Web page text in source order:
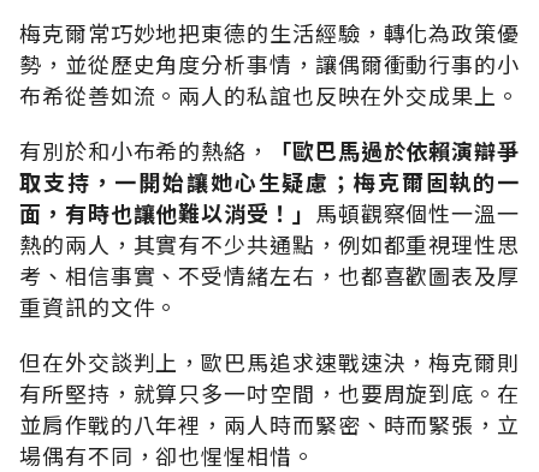
梅克爾常巧妙地把東德的生活經驗，轉化為政策優
勢，並從歷史角度分析事情，讓偶爾衝動行事的小
布希從善如流。兩人的私誼也反映在外交成果上。
有別於和小布希的熱絡，
「歐巴馬過於依賴演辯爭
取支持，一開始讓她心生疑慮；梅克爾固執的一
面，有時也讓他難以消受！」 馬頓觀察個性一溫一
熱的兩人，其實有不少共通點，例如都重視理性思
考、相信事實、不受情緒左右，也都喜歡圖表及厚
重資訊的文件。
但在外交談判上，歐巴馬追求速戰速決，梅克爾則
有所堅持，就算只多一吋空間，也要周旋到底。在
並肩作戰的八年裡，兩人時而緊密、時而緊張，立
場偶有不同，卻也惺惺相惜。